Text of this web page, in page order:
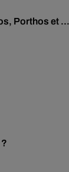
Porthos et ...